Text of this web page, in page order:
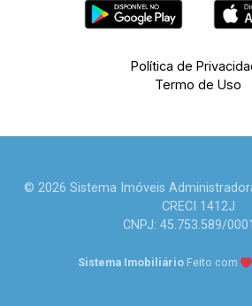
Política de
Termo de Uso
© 2026 Sistema Imóveis
CRECI 1412J
CNPJ: 45.753.589/
Sistema Imobiliário Feito com